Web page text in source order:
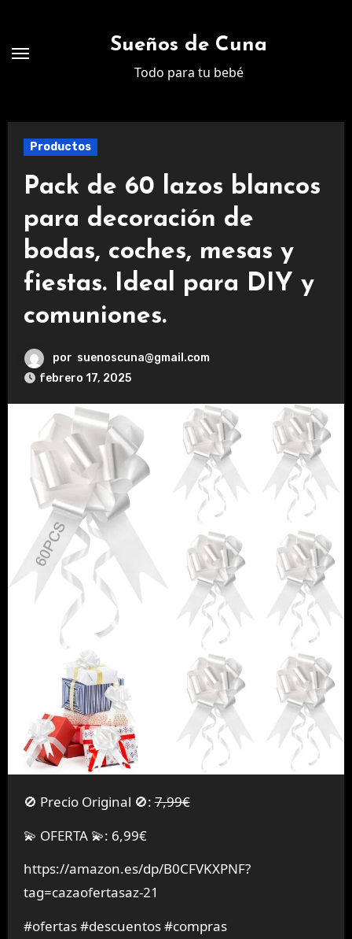
contenido
Sueños de Cuna
Todo para tu bebé
Productos
Pack de 60 lazos blancos
para decoración de
bodas, coches, mesas y
fiestas. Ideal para DIY y
comuniones.
por suenoscuna@gmail.com
febrero 17, 2025
🚫 Precio Original 🚫:7,99€
💫 OFERTA 💫: 6,99€
https://amazon.es/dp/B0CFVKXPNF?
tag=cazaofertasaz-21
#ofertas #descuentos #compras